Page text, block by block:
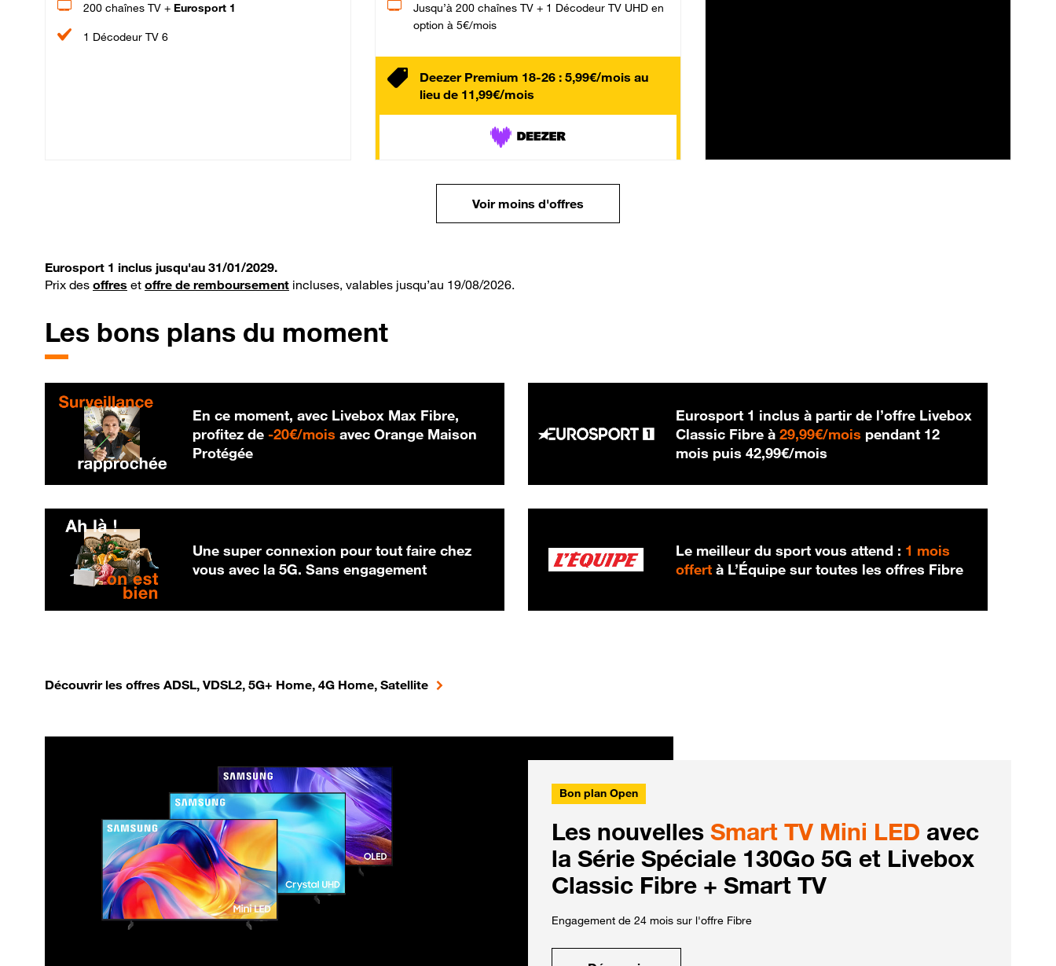
200 chaînes TV + Eurosport 1
1 Décodeur TV 6
Jusqu’à 200 chaînes TV + 1 Décodeur TV UHD en
option à 5€/mois
Deezer Premium 18-26 : 5,99€/mois au
lieu de 11,99€/mois
Voir moins d'offres
Eurosport 1 inclus jusqu'au 31/01/2029.
Prix des offres et offre de remboursement incluses, valables jusqu’au 19/08/2026.
Les bons plans du moment
En ce moment, avec Livebox Max Fibre,
profitez de -20€/mois 20 € par mois
avec Orange Maison
Protégée
Eurosport 1 inclus à partir de l’offre Livebox
Classic Fibre à29,99€/mois 29,99 € par mois
pendant 12
mois puis42,99€/mois
Une super connexion pour tout faire chez
vous avec la 5G. Sans engagement
Le meilleur du sport vous attend : 1 mois
offert à L’Équipe sur toutes les offres Fibre
Découvrir les offres ADSL, VDSL2, 5G+ Home, 4G Home, Satellite
Bon plan Open
Les nouvelles Smart TV Mini LED avec
la Série Spéciale 130Go 5G et Livebox
Classic Fibre + Smart TV
Engagement de 24 mois sur l'offre Fibre